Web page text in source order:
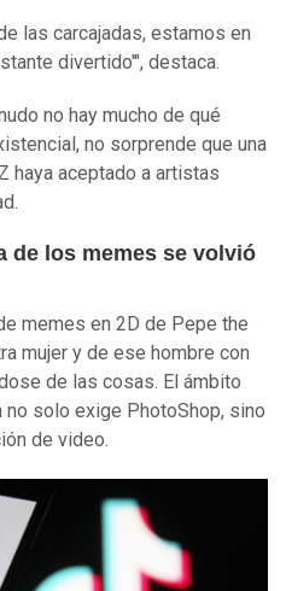
las carcajadas, estamos en
divertido'", destaca.
no hay mucho de qué
no sorprende que una
haya aceptado a artistas
de los memes se volvió
memes en 2D de Pepe the
mujer y de ese hombre con
de las cosas. El ámbito
no solo exige PhotoShop, sino
de video.